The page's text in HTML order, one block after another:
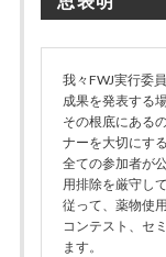
我々FWJ実行委
成果を発表する
その根底にある
ナーを大切にす
全ての参加者が
用排除を厳守し
従って、薬物使
コンテスト、セ
ます。